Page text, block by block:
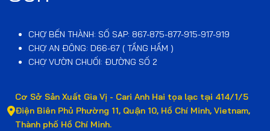
CHỢ BẾN THÀNH: SỐ SẠP: 867-875-877-915-917-919
CHỢ AN ĐÔNG: D66-67 ( TẦNG HẦM )
CHỢ VƯỜN CHUỐI: ĐƯỜNG SỐ 2
Cơ Sở Sản Xuất Gia Vị - Cari Anh Hai tọa lạc tại 414/1/5
Điện Biên Phủ Phường 11, Quận 10, Hồ Chí Minh, Vietnam,
Thành phố Hồ Chí Minh.